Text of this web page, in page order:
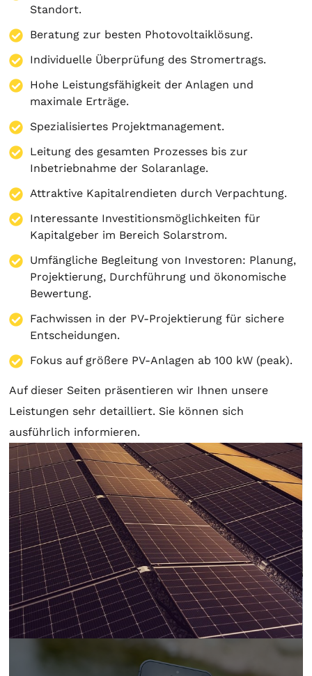
Standort.
Beratung zur besten Photovoltaiklösung.
Individuelle Überprüfung des Stromertrags.
Hohe Leistungsfähigkeit der Anlagen und
maximale Erträge.
Spezialisiertes Projektmanagement.
Leitung des gesamten Prozesses bis zur
Inbetriebnahme der Solaranlage.
Attraktive Kapitalrendieten durch Verpachtung.
Interessante Investitionsmöglichkeiten für
Kapitalgeber im Bereich Solarstrom.
Umfängliche Begleitung von Investoren: Planung,
Projektierung, Durchführung und ökonomische
Bewertung.
Fachwissen in der PV-Projektierung für sichere
Entscheidungen.
Fokus auf größere PV-Anlagen ab 100 kW (peak).
Auf dieser Seiten präsentieren wir Ihnen unsere
Leistungen sehr detailliert. Sie können sich
ausführlich informieren.